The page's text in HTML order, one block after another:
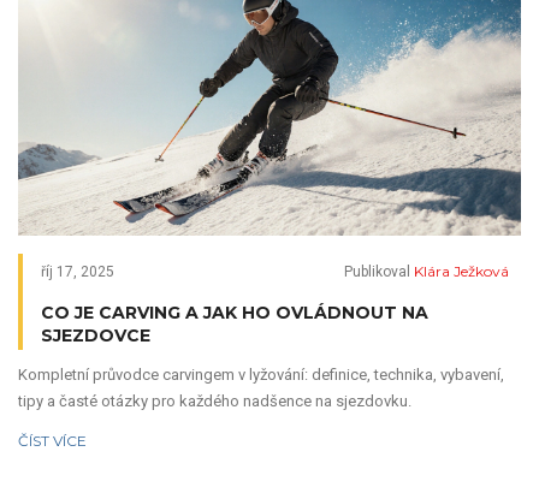
říj 17, 2025 Publikoval Klára Ježková
CO JE CARVING A JAK HO OVLÁDNOUT NA
SJEZDOVCE
Kompletní průvodce carvingem v lyžování: definice, technika, vybavení,
tipy a časté otázky pro každého nadšence na sjezdovku.
ČÍST VÍCE